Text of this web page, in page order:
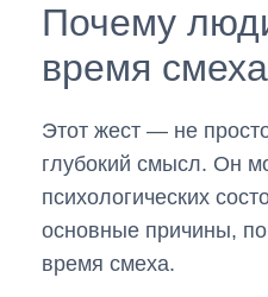
Почему
время
Этот жест — не
глубокий смысл. Он
психологических
основные причины,
время смеха.